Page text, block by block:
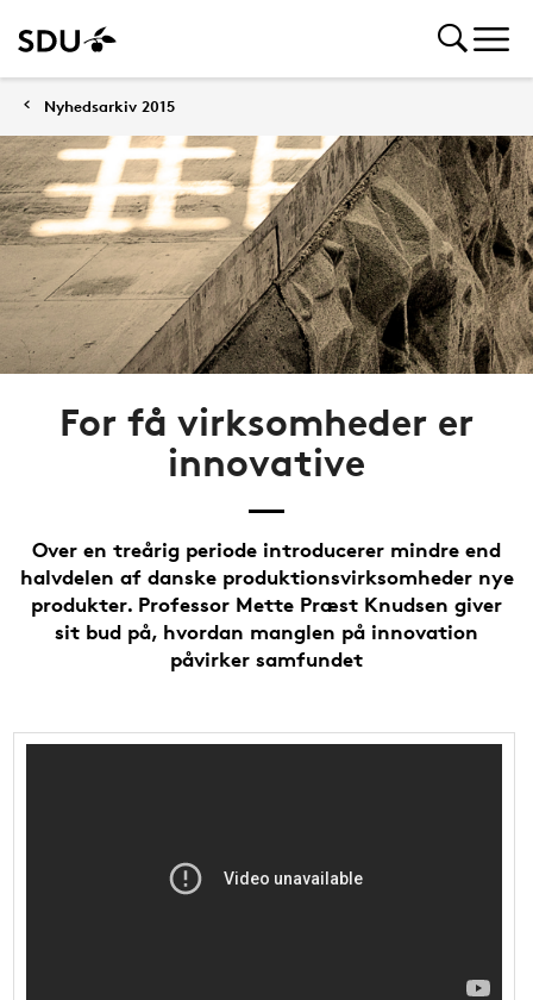
Nyhedsarkiv 2015
For få virksomheder er
innovative
Over en treårig periode introducerer mindre end
halvdelen af danske produktionsvirksomheder nye
produkter. Professor Mette Præst Knudsen giver
sit bud på, hvordan manglen på innovation
påvirker samfundet